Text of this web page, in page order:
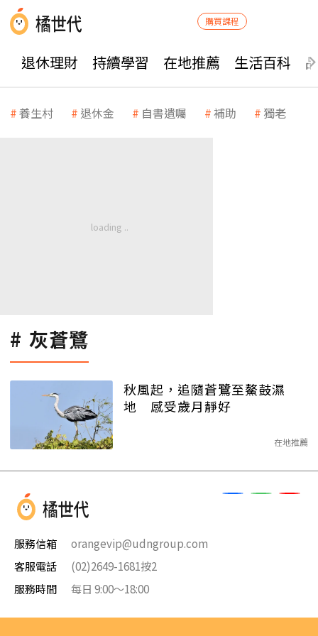
購買課程
退休理財 持續學習 在地推薦 生活百科
養生村 退休金 自書遺囑 補助 獨老
灰蒼鷺
秋風起，追隨蒼鷺至鰲鼓濕
地 感受歲月靜好
在地推薦
服務信箱
orangevip@udngroup.com
客服電話
(02)2649-1681按2
服務時間
每日 9:00～18:00